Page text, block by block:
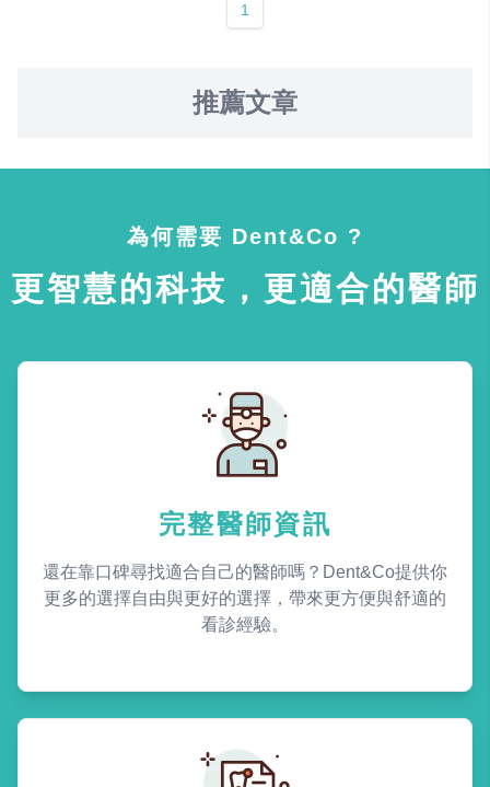
1
推薦文章
為何需要 Dent&Co ?
更智慧的科技，更適合的醫師
完整醫師資訊
還在靠口碑尋找適合自己的醫師嗎？Dent&Co提供你
更多的選擇自由與更好的選擇，帶來更方便與舒適的
看診經驗。